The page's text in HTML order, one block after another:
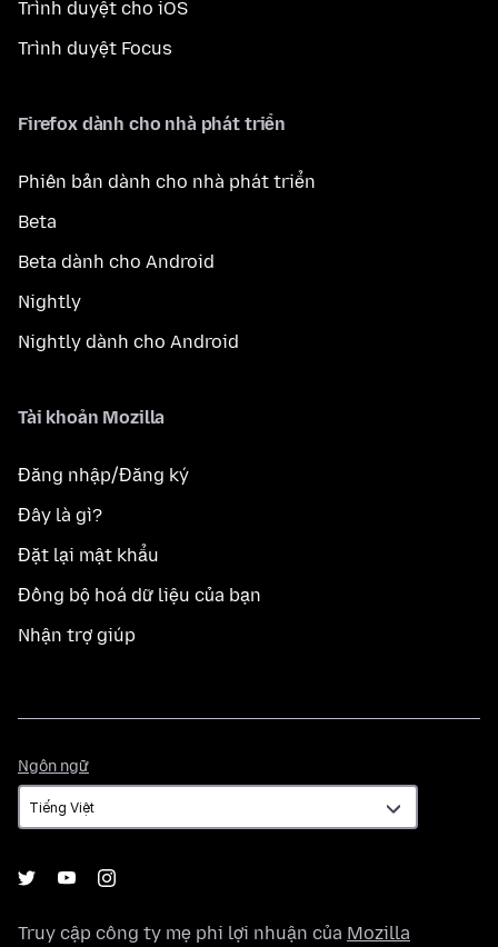
Trình duyệt cho iOS
Trình duyệt Focus
Firefox dành cho nhà phát triển
Phiên bản dành cho nhà phát triển
Beta
Beta dành cho Android
Nightly
Nightly dành cho Android
Tài khoản Mozilla
Đăng nhập/Đăng ký
Đây là gì?
Đặt lại mật khẩu
Đồng bộ hoá dữ liệu của bạn
Nhận trợ giúp
Ngôn ngữ
ngữ
Truy cập công ty mẹ phi lợi nhuận của Mozilla